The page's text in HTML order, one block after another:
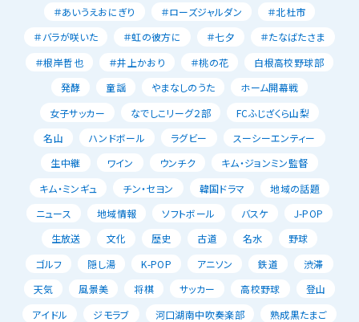
＃あいうえおにぎり
＃ローズジャルダン
＃北杜市
＃バラが咲いた
＃虹の彼方に ＃七夕
＃たなばたさま
＃根岸哲也
＃井上かおり ＃桃の花
白根高校野球部
発酵
童謡 やまなしのうた
ホーム開幕戦
女子サッカー
なでしこリーグ２部
FCふじざくら山梨
名山
ハンドボール ラグビー
スーシーエンティー
生中継
ワイン ウンチク
キム・ジョンミン監督
キム・ミンギュ
チン・セヨン 韓国ドラマ
地域の話題
ニュース
地域情報 ソフトボール バスケ
J-POP
生放送
文化 歴史 古道 名水
野球
ゴルフ
隠し湯 K-POP アニソン 鉄道
渋滞
天気
風景美 将棋 サッカー 高校野球
登山
アイドル
ジモラブ 河口湖南中吹奏楽部
熟成黒たまご